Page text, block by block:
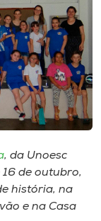
, da Unoesc
16 de outubro,
história, na
e na Casa